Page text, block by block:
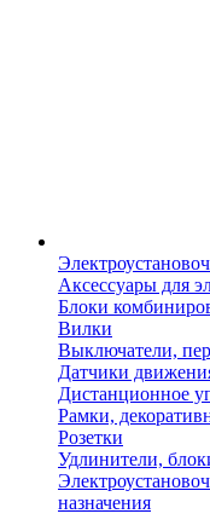
Аксессуары для
Блоки
Вилки
Выключатели,
Датчики
Дистанционное
Рамки,
Розетки
Удлинители,
назначения